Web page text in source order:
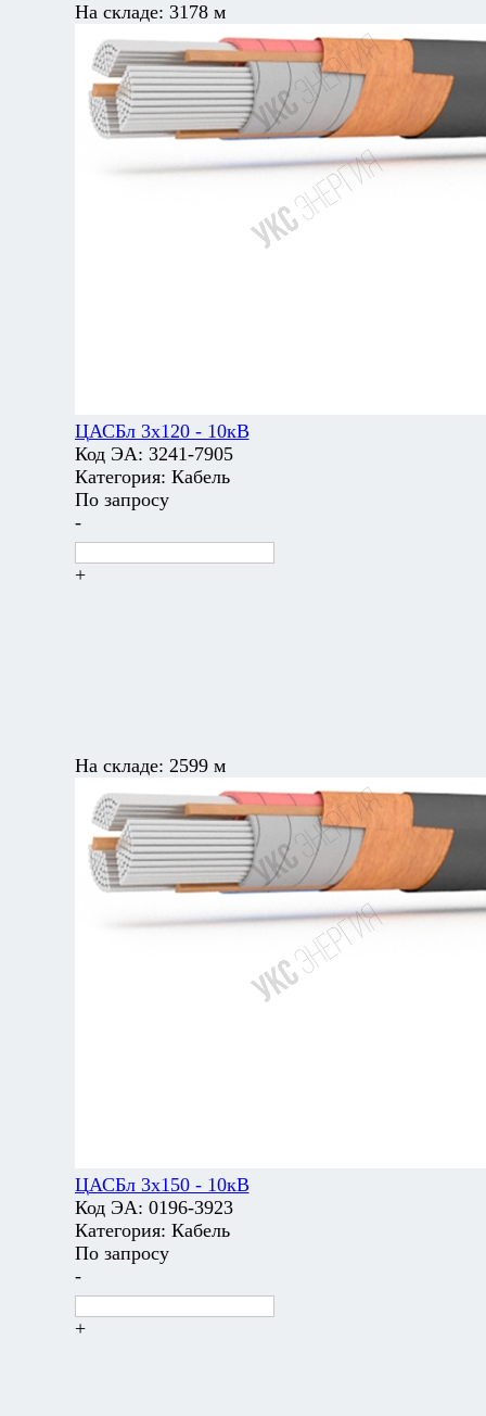
На складе: 3178 м
ЦАСБл 3х120 - 10кВ
Код ЭА: 3241-7905
Категория: Кабель
По запросу
-
+
На складе: 2599 м
ЦАСБл 3х150 - 10кВ
Код ЭА: 0196-3923
Категория: Кабель
По запросу
-
+